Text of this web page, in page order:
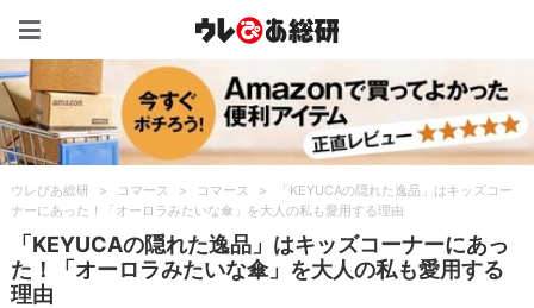
ウレぴあ総研 > コマース > コマース >
「KEYUCAの隠れた逸品」はキッズコー
ナーにあった！「オーロラみたいな傘」を大人の私も愛用する理由
「KEYUCAの隠れた逸品」はキッズコーナーにあっ
た！「オーロラみたいな傘」を大人の私も愛用する
理由